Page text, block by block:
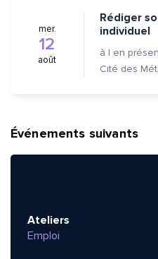
mer.
12
août
Rédiger
individuel
à | en
Événements suivants
Ateliers
Emploi